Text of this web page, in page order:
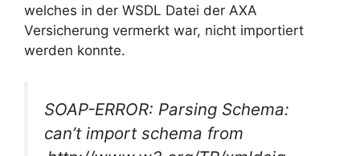
welches in der WSDL Datei der AXA
Versicherung vermerkt war, nicht importiert
werden konnte.
SOAP-ERROR: Parsing Schema:
can’t import schema from